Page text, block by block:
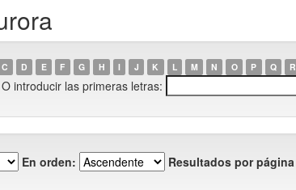
C D E F G H I J K L M N O P Q R
O introducir las primeras letras:
En orden: Resultados por página